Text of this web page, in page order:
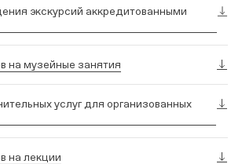
экскурсий аккредитованными
на музейные занятия
услуг для организованных
на лекции